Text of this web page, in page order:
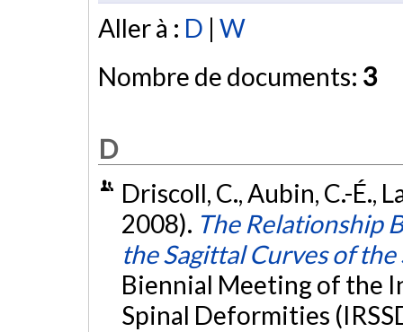
Aller à : D | W
Nombre de documents: 3
D
Driscoll, C., Aubin, C.-É.,
2008). The Relationship
the Sagittal Curves of the
Biennial Meeting of the
Spinal Deformities